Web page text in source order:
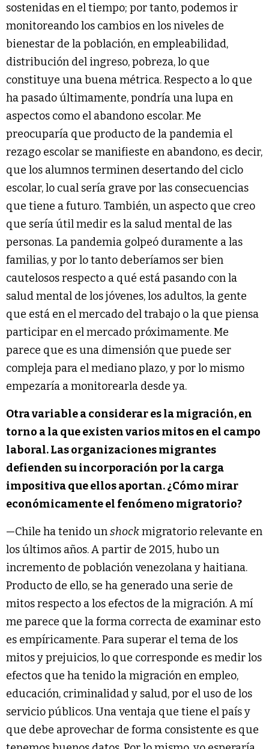
sostenidas en el tiempo; por tanto, podemos ir
monitoreando los cambios en los niveles de
bienestar de la población, en empleabilidad,
distribución del ingreso, pobreza, lo que
constituye una buena métrica. Respecto a lo que
ha pasado últimamente, pondría una lupa en
aspectos como el abandono escolar. Me
preocuparía que producto de la pandemia el
rezago escolar se manifieste en abandono, es decir,
que los alumnos terminen desertando del ciclo
escolar, lo cual sería grave por las consecuencias
que tiene a futuro. También, un aspecto que creo
que sería útil medir es la salud mental de las
personas. La pandemia golpeó duramente a las
familias, y por lo tanto deberíamos ser bien
cautelosos respecto a qué está pasando con la
salud mental de los jóvenes, los adultos, la gente
que está en el mercado del trabajo o la que piensa
participar en el mercado próximamente. Me
parece que es una dimensión que puede ser
compleja para el mediano plazo, y por lo mismo
empezaría a monitorearla desde ya.
Otra variable a considerar es la migración, en
torno a la que existen varios mitos en el campo
laboral. Las organizaciones migrantes
defienden su incorporación por la carga
impositiva que ellos aportan. ¿Cómo mirar
económicamente el fenómeno migratorio?
—Chile ha tenido unshockmigratorio relevante en
los últimos años. A partir de 2015, hubo un
incremento de población venezolana y haitiana.
Producto de ello, se ha generado una serie de
mitos respecto a los efectos de la migración. A mí
me parece que la forma correcta de examinar esto
es empíricamente. Para superar el tema de los
mitos y prejuicios, lo que corresponde es medir los
efectos que ha tenido la migración en empleo,
educación, criminalidad y salud, por el uso de los
servicio públicos. Una ventaja que tiene el país y
que debe aprovechar de forma consistente es que